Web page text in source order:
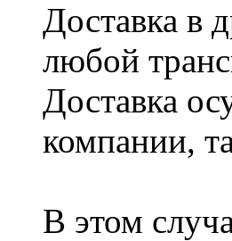
Доставка в
любой
Доставка
компании,
В этом